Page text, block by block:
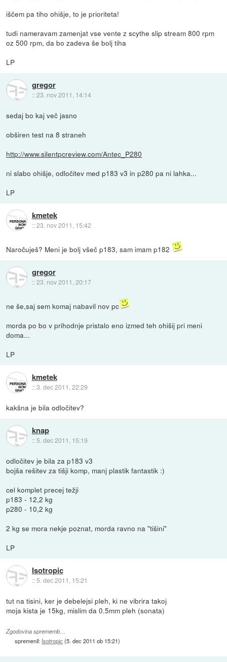
iščem pa tiho ohišje, to je prioriteta!
tudi nameravam zamenjat vse vente z scythe slip stream 800 rpm
oz 500 rpm, da bo zadeva še bolj tiha
LP
gregor
::23. nov 2011, 14:14
sedaj bo kaj več jasno
obširen test na 8 straneh
http://www.silentpcreview.com/Antec_P280
ni slabo ohišje, odločitev med p183 v3 in p280 pa ni lahka...
LP
kmetek
::23. nov 2011, 15:42
Naročuješ? Meni je bolj všeč p183, sam imam p182
gregor
::23. nov 2011, 20:17
ne še,saj sem komaj nabavil nov pc
morda po bo v prihodnje pristalo eno izmed teh ohišij pri meni
doma...
LP
kmetek
::3. dec 2011, 22:29
kakšna je bila odločitev?
knap
:: 5. dec 2011, 15:19
odločitev je bila za p183 v3
bojša rešitev za tišji komp, manj plastik fantastik :)
cel komplet precej težji
p183 - 12,2 kg
p280 - 10,2 kg
2 kg se mora nekje poznat, morda ravno na "tišini"
LP
Isotropic
::5. dec 2011, 15:21
tut na tisini, ker je debelejsi pleh, ki ne vibrira takoj
moja kista je 15kg, mislim da 0.5mm pleh (sonata)
Zgodovina sprememb…
spremenil: Isotropic (5. dec 2011 ob 15:21)